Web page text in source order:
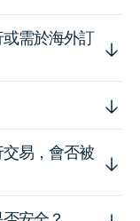
需於海外訂
易，會否被